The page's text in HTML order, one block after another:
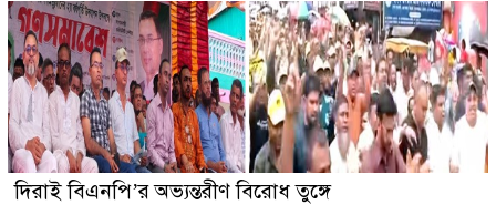
দিরাই বিএনপি’র অভ্যন্তরীণ বিরোধ তুঙ্গে